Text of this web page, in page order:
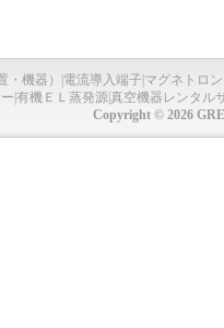
機器） 電流導入端子 マグネトロ
有機ＥＬ蒸発源真空機器レンタル
Copyright © 2026